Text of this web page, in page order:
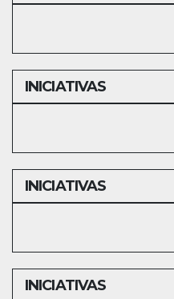
INICIATIVAS
INICIATIVAS
INICIATIVAS